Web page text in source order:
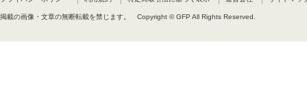
掲載の画像・文章の無断転載を禁じます。 Copyright © GFP All Rights Reserved.